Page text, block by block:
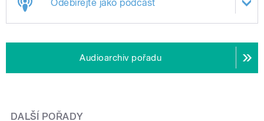
Odebírejte jako podcast
Audioarchiv pořadu
DALŠÍ POŘADY